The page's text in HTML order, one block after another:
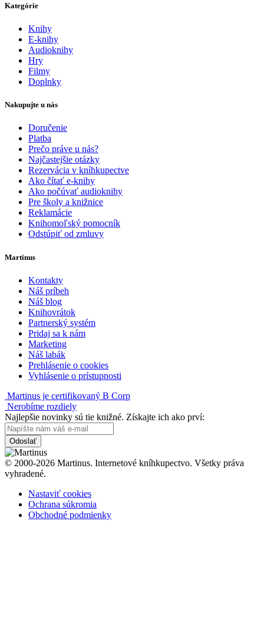
Kategórie
Knihy
E-knihy
Audioknihy
Hry
Filmy
Doplnky
Nakupujte u nás
Doručenie
Platba
Prečo práve u nás?
Najčastejšie otázky
Rezervácia v kníhkupectve
Ako čítať e-knihy
Ako počúvať audioknihy
Pre školy a knižnice
Reklamácie
Knihomoľský pomocník
Odstúpiť od zmluvy
Martinus
Kontakty
Náš príbeh
Náš blog
Knihovrátok
Partnerský systém
Pridaj sa k nám
Marketing
Náš labák
Prehlásenie o cookies
Vyhlásenie o prístupnosti
Martinus je certifikovaný B Corp
Nerobíme rozdiely
Najlepšie novinky sú tie knižné. Získajte ich ako prví:
Odoslať
© 2000-2026 Martinus. Internetové kníhkupectvo. Všetky práva
vyhradené.
Nastaviť cookies
Ochrana súkromia
Obchodné podmienky